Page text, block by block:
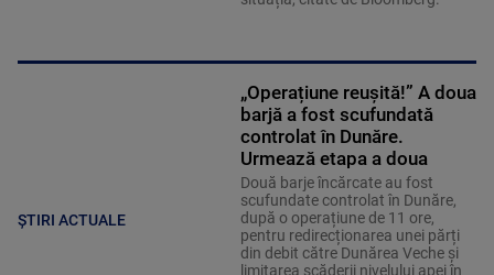
ȘTIRI ACTUALE
„Operațiune reușită!” A doua
barjă a fost scufundată
controlat în Dunăre.
Urmează etapa a doua
Două barje încărcate au fost
scufundate controlat în Dunăre,
după o operațiune de 11 ore,
pentru redirecționarea unei părți
din debit către Dunărea Veche și
limitarea scăderii nivelului apei în